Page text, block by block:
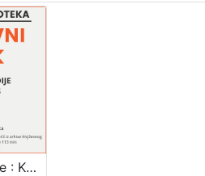
Stilističke studije : Književni petak, 22. 1. 1960., Radnički dom / govori Ivo Frangeš ; urednica Vera Mudri-Škunca